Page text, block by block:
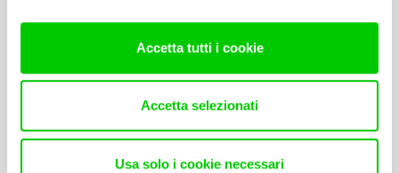
Accetta tutti i cookie
Accetta selezionati
Usa solo i cookie necessari
Lavora con noi